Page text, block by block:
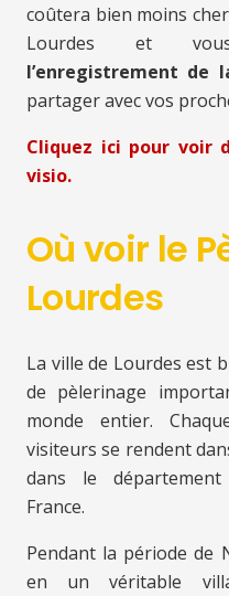
coûtera bien moins
Lourdes et
l’enregistrement de
partager avec vos
Cliquez ici pour voir
visio.
Où voir le
Lourdes
La ville de Lourdes est
de pèlerinage
monde entier.
visiteurs se rendent
dans le département
France.
Pendant la période de
en un véritable